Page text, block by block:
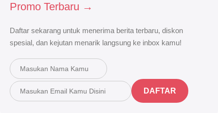
Promo Terbaru →
Daftar sekarang untuk menerima berita terbaru, diskon
spesial, dan kejutan menarik langsung ke inbox kamu!
DAFTAR